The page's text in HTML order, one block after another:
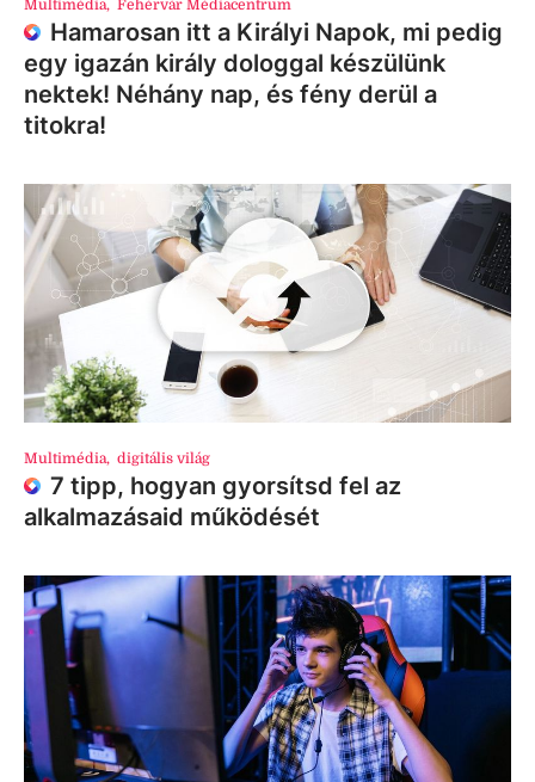
Multimédia, Fehérvár Médiacentrum
Hamarosan itt a Királyi Napok, mi pedig
egy igazán király dologgal készülünk
nektek! Néhány nap, és fény derül a
titokra!
Multimédia, digitális világ
7 tipp, hogyan gyorsítsd fel az
alkalmazásaid működését